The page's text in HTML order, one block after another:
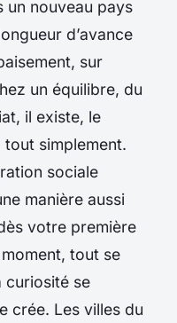
un nouveau pays
d’avance
sur
un équilibre, du
il existe, le
simplement.
sociale
manière aussi
votre première
tout se
curiosité se
crée. Les villes du